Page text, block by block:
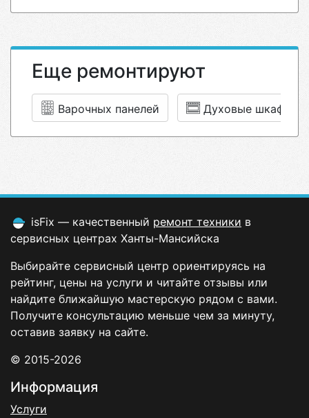
Еще ремонтируют
Варочных панелей Духовые шкафы
isFix — качественный ремонт техники в
сервисных центрах Ханты-Мансийска
Выбирайте сервисный центр ориентируясь на
рейтинг, цены на услуги и читайте отзывы или
найдите ближайшую мастерскую рядом с вами.
Получите консультацию меньше чем за минуту,
оставив заявку на сайте.
© 2015-2026
Информация
Услуги